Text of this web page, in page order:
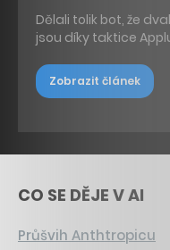
Dělali tolik bot, že
jsou díky taktice
Zobrazit článek
CO SE DĚJE V AI
Průšvih Anthtropicu